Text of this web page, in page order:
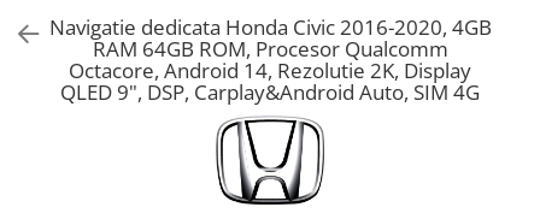
Navigatie dedicata Honda Civic 2016-2020, 4GB
RAM 64GB ROM, Procesor Qualcomm
Octacore, Android 14, Rezolutie 2K, Display
QLED 9", DSP, Carplay&Android Auto, SIM 4G